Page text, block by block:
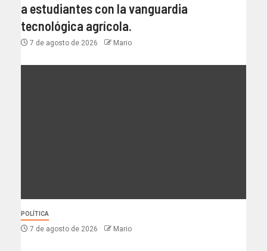
a estudiantes con la vanguardia
tecnológica agrícola.
7 de agosto de 2026 Mario
POLÍTICA
7 de agosto de 2026 Mario